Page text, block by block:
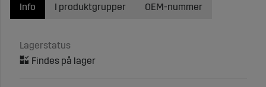
Info
Lagerstatus
I produktgrupper OEM-nummer